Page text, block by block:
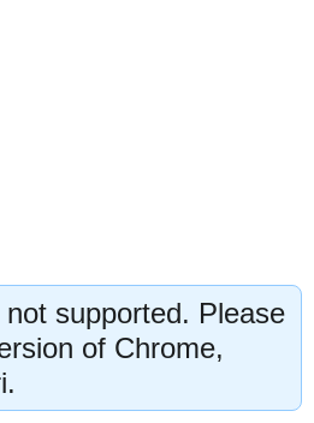
supported. Please
of Chrome,